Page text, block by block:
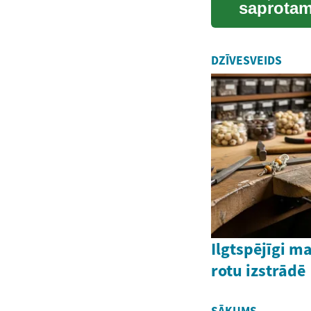
DZĪVESVEIDS
Ilgtspējīgi
rotu izstrādē